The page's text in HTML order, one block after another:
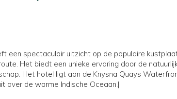
een spectaculair uitzicht op de populaire
Het biedt een unieke ervaring door de
Het hotel ligt aan de Knysna Quays
over de warme Indische Oceaan.|